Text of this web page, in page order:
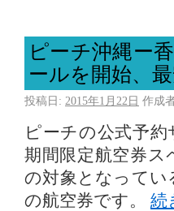
ピーチ沖縄ー
ールを開始、
投稿日: 2015年1月22日 作成
ピーチの公式予
期間限定航空券
の対象となってい
の航空券です。 続